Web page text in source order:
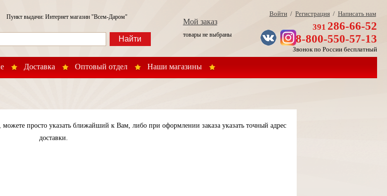
Доставка Оптовый отдел Наши магазины
выдачи: Интернет магазин "Всем-Даром"
Найти
Мой заказ
товары не выбраны
Войти/ Регистрация/ Написать нам
391 286-66-52
8-800-550-57-13
Звонок по России бесплатный
просто указать ближайший к Вам, либо при оформлении заказа указать точный адрес
доставки.